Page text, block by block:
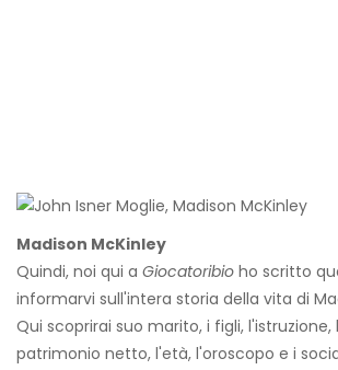
Madison McKinley
Quindi, noi qui a Giocatoribio ho scritto
informarvi sull'intera storia della vita di
Qui scoprirai suo marito, i figli, l'istruzione,
patrimonio netto, l'età, l'oroscopo e i